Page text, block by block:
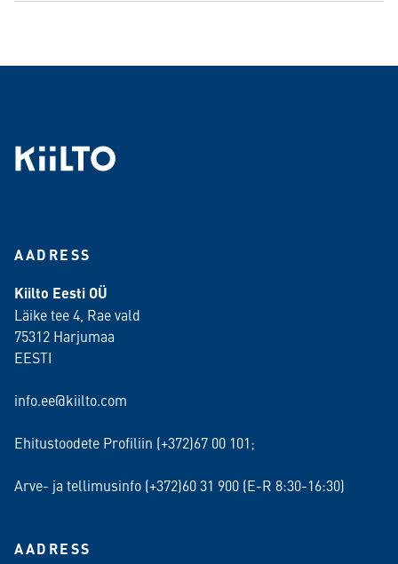
AADRESS
Kiilto Eesti OÜ
Läike tee 4, Rae vald
75312 Harjumaa
EESTI
info.ee@kiilto.com
Ehitustoodete Profiliin (+372)67 00 101;
Arve- ja tellimusinfo (+372)60 31 900 (E-R 8:30-16:30)
AADRESS